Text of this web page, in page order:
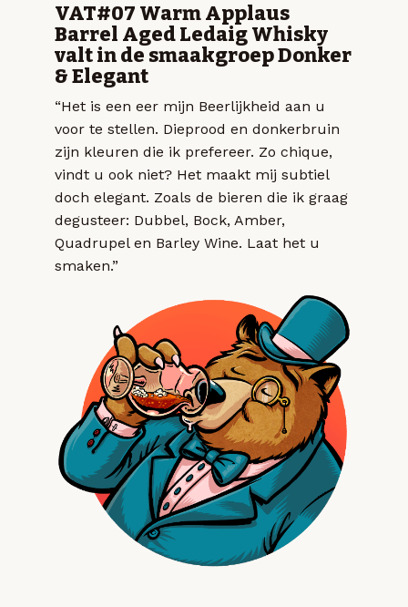
VAT#07 Warm Applaus
Barrel Aged Ledaig Whisky
valt in de smaakgroep Donker
& Elegant
“Het is een eer mijn Beerlijkheid aan u
voor te stellen. Dieprood en donkerbruin
zijn kleuren die ik prefereer. Zo chique,
vindt u ook niet? Het maakt mij subtiel
doch elegant. Zoals de bieren die ik graag
degusteer: Dubbel, Bock, Amber,
Quadrupel en Barley Wine. Laat het u
smaken.”